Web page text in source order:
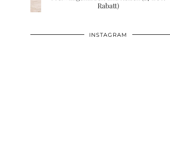
Rabatt)
INSTAGRAM